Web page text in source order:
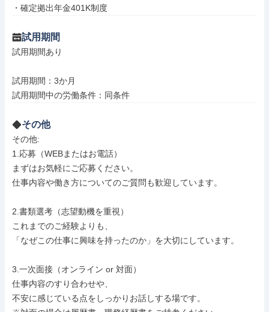
・確定拠出年金401K制度
試用期間
試用期間あり
試用期間：3か月
試用期間中の労働条件：同条件
その他
その他:
1.応募（WEBまたはお電話）
まずはお気軽にご応募ください。
仕事内容や働き方についてのご質問も歓迎しています。
2.書類選考（志望動機を重視）
これまでのご経験よりも、
「なぜこの仕事に興味を持ったのか」を大切にしています。
3.一次面接（オンライン or 対面）
仕事内容のすり合わせや、
不安に感じている点をしっかりお話しする場です。